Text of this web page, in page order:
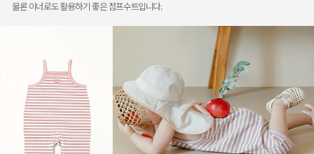
물론 이너로도 활용하기 좋은 점프수트입니다.